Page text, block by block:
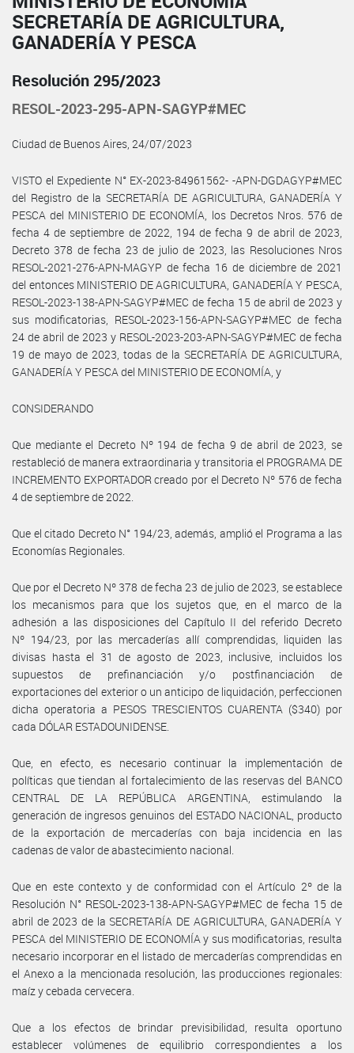
SECRETARÍA DE AGRICULTURA,
GANADERÍA Y PESCA
Resolución 295/2023
RESOL-2023-295-APN-SAGYP#MEC
Ciudad de Buenos Aires, 24/07/2023
VISTO el Expediente N° EX-2023-84961562- -APN-DGDAGYP#MEC
del Registro de la SECRETARÍA DE AGRICULTURA, GANADERÍA Y
PESCA del MINISTERIO DE ECONOMÍA, los Decretos Nros. 576 de
fecha 4 de septiembre de 2022, 194 de fecha 9 de abril de 2023,
Decreto 378 de fecha 23 de julio de 2023, las Resoluciones Nros
RESOL-2021-276-APN-MAGYP de fecha 16 de diciembre de 2021
del entonces MINISTERIO DE AGRICULTURA, GANADERÍA Y PESCA,
RESOL-2023-138-APN-SAGYP#MEC de fecha 15 de abril de 2023 y
sus modificatorias, RESOL-2023-156-APN-SAGYP#MEC de fecha
24 de abril de 2023 y RESOL-2023-203-APN-SAGYP#MEC de fecha
19 de mayo de 2023, todas de la SECRETARÍA DE AGRICULTURA,
GANADERÍA Y PESCA del MINISTERIO DE ECONOMÍA, y
CONSIDERANDO
Que mediante el Decreto Nº 194 de fecha 9 de abril de 2023, se
restableció de manera extraordinaria y transitoria el PROGRAMA DE
INCREMENTO EXPORTADOR creado por el Decreto Nº 576 de fecha
4 de septiembre de 2022.
Que el citado Decreto N° 194/23, además, amplió el Programa a las
Economías Regionales.
Que por el Decreto Nº 378 de fecha 23 de julio de 2023, se establece
los mecanismos para que los sujetos que, en el marco de la
adhesión a las disposiciones del Capítulo II del referido Decreto
Nº 194/23, por las mercaderías allí comprendidas, liquiden las
divisas hasta el 31 de agosto de 2023, inclusive, incluidos los
supuestos de prefinanciación y/o postfinanciación de
exportaciones del exterior o un anticipo de liquidación, perfeccionen
dicha operatoria a PESOS TRESCIENTOS CUARENTA ($340) por
cada DÓLAR ESTADOUNIDENSE.
Que, en efecto, es necesario continuar la implementación de
políticas que tiendan al fortalecimiento de las reservas del BANCO
CENTRAL DE LA REPÚBLICA ARGENTINA, estimulando la
generación de ingresos genuinos del ESTADO NACIONAL, producto
de la exportación de mercaderías con baja incidencia en las
cadenas de valor de abastecimiento nacional.
Que en este contexto y de conformidad con el Artículo 2º de la
Resolución N° RESOL-2023-138-APN-SAGYP#MEC de fecha 15 de
abril de 2023 de la SECRETARÍA DE AGRICULTURA, GANADERÍA Y
PESCA del MINISTERIO DE ECONOMÍA y sus modificatorias, resulta
necesario incorporar en el listado de mercaderías comprendidas en
el Anexo a la mencionada resolución, las producciones regionales:
maíz y cebada cervecera.
Que a los efectos de brindar previsibilidad, resulta oportuno
establecer volúmenes de equilibrio correspondientes a los